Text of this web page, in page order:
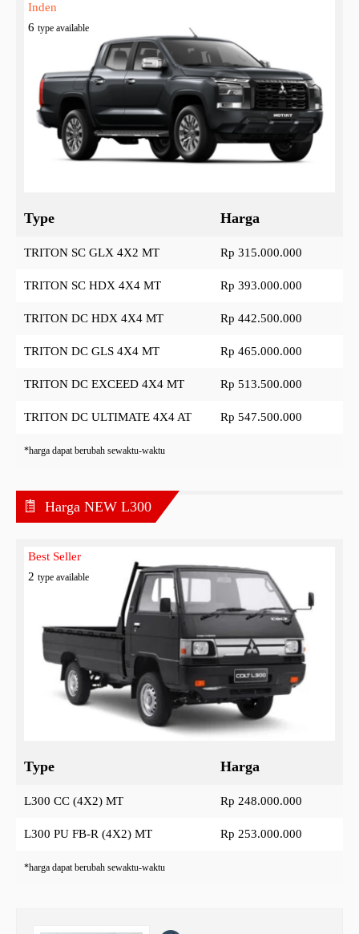
Inden
6 type available
Type Harga
TRITON SC GLX 4X2 MT Rp 315.000.000
TRITON SC HDX 4X4 MT Rp 393.000.000
TRITON DC HDX 4X4 MT Rp 442.500.000
TRITON DC GLS 4X4 MT Rp 465.000.000
TRITON DC EXCEED 4X4 MT Rp 513.500.000
TRITON DC ULTIMATE 4X4 AT Rp 547.500.000
*harga dapat berubah sewaktu-waktu
Harga NEW L300
Best Seller
2 type available
Type Harga
L300 CC (4X2) MT Rp 248.000.000
L300 PU FB-R (4X2) MT Rp 253.000.000
*harga dapat berubah sewaktu-waktu